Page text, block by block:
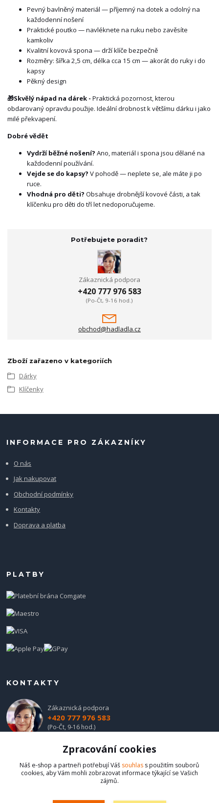
Pevný bavlněný materiál — příjemný na dotek a odolný na
každodenní nošení
Praktické poutko — navléknete na ruku nebo zavěsíte
kamkoliv
Kvalitní kovová spona — drží klíče bezpečně
Rozměry: šířka 2,5 cm, délka cca 15 cm — akorát do ruky i do
kapsy
Pěkný design
🎁Skvělý nápad na dárek - Praktická pozornost, kterou
obdarovaný opravdu použije. Ideální drobnost k většímu dárku i jako
milé překvapení.
Dobré vědět
Vydrží běžné nošení? Ano, materiál i spona jsou dělané na
každodenní používání.
Vejde se do kapsy? V pohodě — neplete se, ale máte ji po
ruce.
Vhodná pro děti? Obsahuje drobnější kovové části, a tak
klíčenku pro děti do tří let nedoporučujeme.
Potřebujete poradit?
Zákaznická podpora
+420 777 976 583
(Po-Čt, 9-16 hod.)
obchod@hadladla.cz
Zboží zařazeno v kategoriích
Dárky
Klíčenky
INFORMACE PRO ZÁKAZNÍKY
O nás
Jak nakupovat
Obchodní podmínky
Kontakty
Doprava a platba
PLATBY
KONTAKTY
Zákaznická podpora
+420 777 976 583
(Po-Čt, 9-16 hod.)
obchod@hadladla.cz
Zpracování cookies
Náš e-shop a partneři potřebují Váš souhlas s použitím souborů
cookies, aby Vám mohli zobrazovat informace týkající se Vašich
zájmů.